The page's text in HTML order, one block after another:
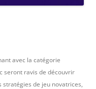
avec la catégorie
seront ravis de découvrir
stratégies de jeu novatrices,